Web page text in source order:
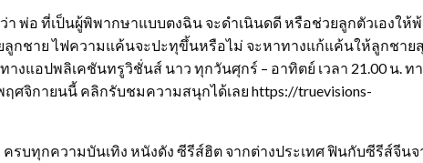
พ่อ ที่เป็นผู้พิพากษาแบบตงฉิน จะดำเนินดดี หรือช่วยลูกตัวเองให้
กชาย ไฟความแค้นจะปะทุขึ้นหรือไม่ จะหาทางแก้แค้นให้ลูกชาย
ทางแอปพลิเคชันทรูวิชั่นส์ นาว ทุกวันศุกร์ – อาทิตย์ เวลา 21.00 น. ท
ฤศจิกายนนี้ คลิกรับชมความสนุกได้เลย https://truevisions-
ครบทุกความบันเทิง หนังดัง ซีรีส์ฮิต จากต่างประเทศ ฟินกับซีรีส์จีนจ